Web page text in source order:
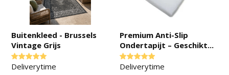
Buitenkleed - Brussels
Vintage Grijs
Deliverytime
Premium Anti-Slip
Ondertapijt – Geschikt...
Deliverytime